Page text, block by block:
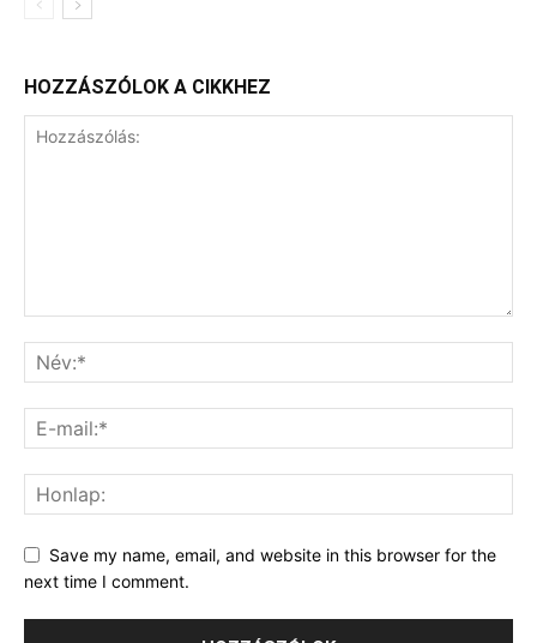
HOZZÁSZÓLOK A CIKKHEZ
Save my name, email, and website in this browser for the
next time I comment.